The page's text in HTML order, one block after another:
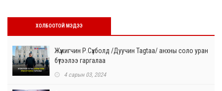
ХОЛБООТОЙ МЭДЭЭ
Жүжигчин Р.Сүхболд /Дуучин Tagtaa/ анхны соло уран
бүтээлээ гаргалаа
4 сарын 03, 2024